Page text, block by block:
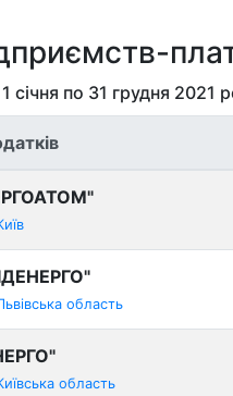
1 січня по 31 грудня 2021
область
область